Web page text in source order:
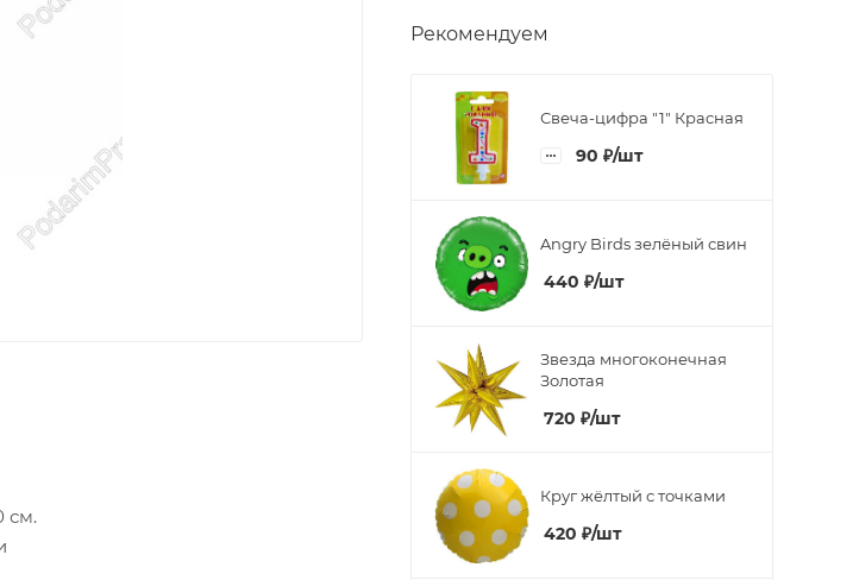
см.
Рекомендуем
Свеча-цифра "1" Красная
90 ₽/шт
Angry Birds зелёный свин
440 ₽/шт
Звезда многоконечная
Золотая
720 ₽/шт
Круг жёлтый с точками
420 ₽/шт